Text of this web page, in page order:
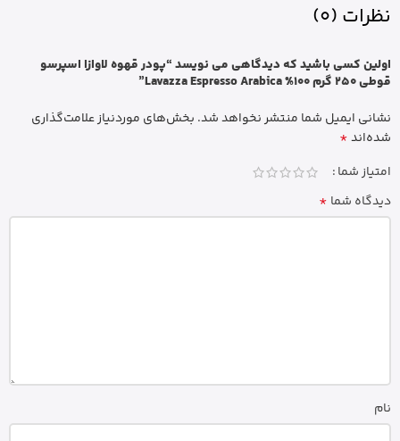
نظرات (0)
اولین کسی باشید که دیدگاهی می نویسد “پودر قهوه لاوازا اسپرسو
قوطی 250 گرم 100% Lavazza Espresso Arabica”
نشانی ایمیل شما منتشر نخواهد شد. بخش‌های موردنیاز علامت‌گذاری
شده‌اند*
امتیاز شما
دیدگاه شما *
نام